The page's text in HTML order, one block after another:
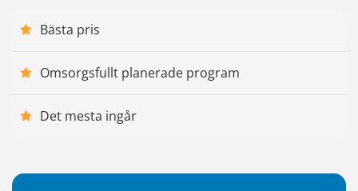
Bästa pris
Omsorgsfullt planerade program
Det mesta ingår